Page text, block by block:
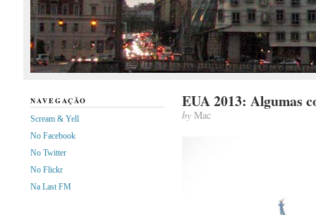
EUA 2013: Algumas
byMac
NAVEGAÇÃO
Scream & Yell
No Facebook
No Twitter
No Flickr
Na Last FM